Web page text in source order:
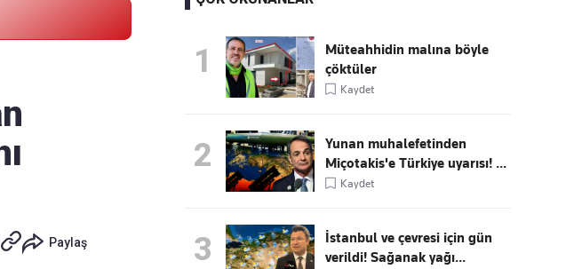
Kaçırmayın
Ücretsiz üye olun, gündemi
Paylaş
1
Müteahhidin malına böyle
çöktüler
Kaydet
2
Yunan muhalefetinden
Miçotakis'e Türkiye uyarısı! ...
Kaydet
3
İstanbul ve çevresi için gün
verildi! Sağanak yağı...